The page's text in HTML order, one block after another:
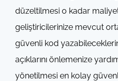
düzeltilmesi o kadar
geliştiricilerinize mevcut
güvenli kod
açıklarını önlemenize
yönetilmesi en kolay